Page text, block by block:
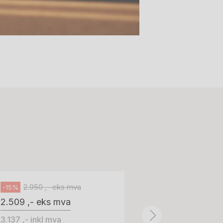
-15% 2.950 ,- eks mva
2.509 ,- eks mva
3.137 ,- inkl mva